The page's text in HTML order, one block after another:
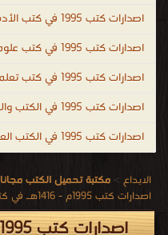
اصدارات كتب 1995 في كتب الأدب
اصدارات كتب 1995 في كتب علوم سياسية وقانونية
اصدارات كتب 1995 في كتب تعلم اللغات
اصدارات كتب 1995 في الكتب والموسوعات العامة
اصدارات كتب 1995 في الكتب العلمية
الابداع > مكتبة تحميل الكتب مجانا
اصدارات كتب 1995م - 1416هـ في كتب في اللياقة البدنية والصحة العامة